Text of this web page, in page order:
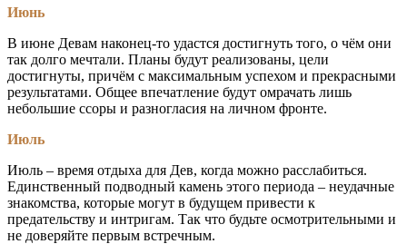
Июнь
В июне Девам наконец-то удастся достигнуть того, о чём они
так долго мечтали. Планы будут реализованы, цели
достигнуты, причём с максимальным успехом и прекрасными
результатами. Общее впечатление будут омрачать лишь
небольшие ссоры и разногласия на личном фронте.
Июль
Июль – время отдыха для Дев, когда можно расслабиться.
Единственный подводный камень этого периода – неудачные
знакомства, которые могут в будущем привести к
предательству и интригам. Так что будьте осмотрительными и
не доверяйте первым встречным.